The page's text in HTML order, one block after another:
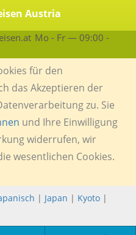
Austria
Mo - Fr — 09:00 -
für den
das Akzeptieren der
zu. Sie
und Ihre Einwilligung
widerrufen, wir
wesentlichen Cookies.
| Japan | Kyoto |